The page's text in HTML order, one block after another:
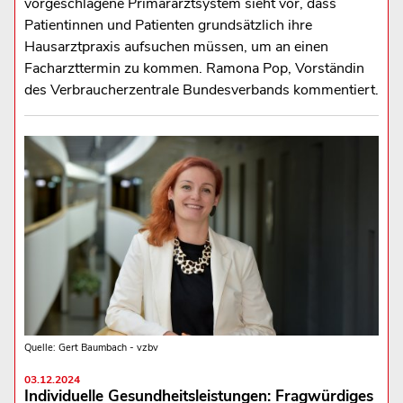
Patientinnen und Patienten grundsätzlich ihre
Hausarztpraxis aufsuchen müssen, um an einen
Facharzttermin zu kommen. Ramona Pop, Vorständin
des Verbraucherzentrale Bundesverbands kommentiert.
Quelle: Gert Baumbach - vzbv
03.12.2024
Individuelle Gesundheitsleistungen: Fragwürdiges